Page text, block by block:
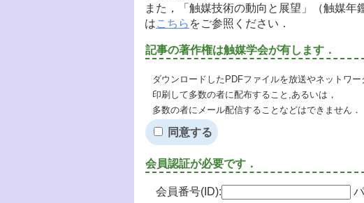
また，「触媒技術の動向と展望」（触媒
はこちら をご参照ください．
記事の著作権は触媒学会が有します．
ダウンロードしたPDFファイルを放送やネットワ
印刷して多数の者に配布すること,あるいは，
多数の者にメール配信することなどはできません．
同意する
会員認証が必要です．
会員番号(ID):